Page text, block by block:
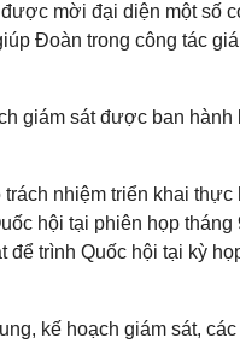
mời đại diện một số
Đoàn trong công tác
giám sát được ban hành
nhiệm triển khai
hội tại phiên họp tháng
để trình Quốc hội tại kỳ
kế hoạch giám sát, các